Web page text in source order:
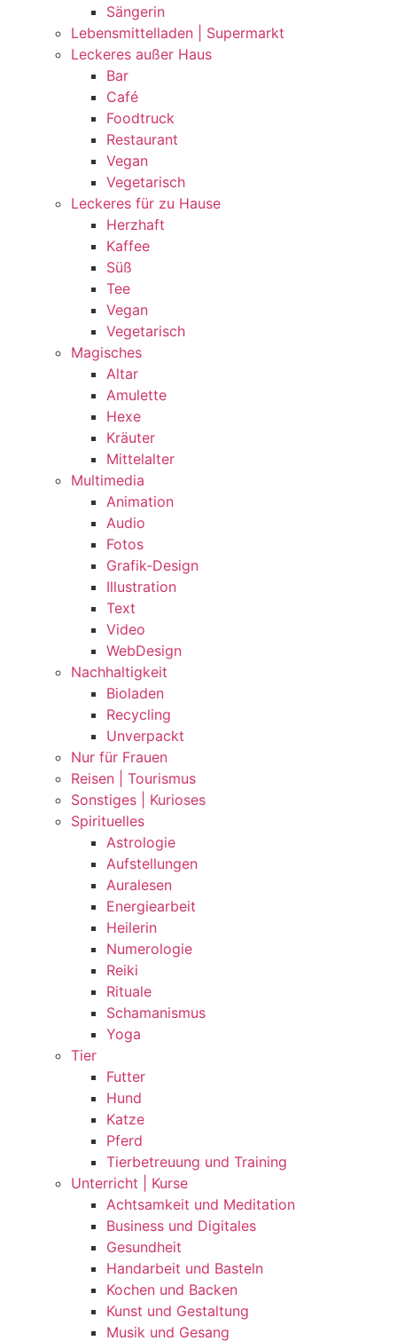
Sängerin
Lebensmittelladen | Supermarkt
Leckeres außer Haus
Bar
Café
Foodtruck
Restaurant
Vegan
Vegetarisch
Leckeres für zu Hause
Herzhaft
Kaffee
Süß
Tee
Vegan
Vegetarisch
Magisches
Altar
Amulette
Hexe
Kräuter
Mittelalter
Multimedia
Animation
Audio
Fotos
Grafik-Design
Illustration
Text
Video
WebDesign
Nachhaltigkeit
Bioladen
Recycling
Unverpackt
Nur für Frauen
Reisen | Tourismus
Sonstiges | Kurioses
Spirituelles
Astrologie
Aufstellungen
Auralesen
Energiearbeit
Heilerin
Numerologie
Reiki
Rituale
Schamanismus
Yoga
Tier
Futter
Hund
Katze
Pferd
Tierbetreuung und Training
Unterricht | Kurse
Achtsamkeit und Meditation
Business und Digitales
Gesundheit
Handarbeit und Basteln
Kochen und Backen
Kunst und Gestaltung
Musik und Gesang